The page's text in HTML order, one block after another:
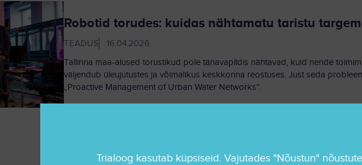
TEADUS 16.04.2026
Robotid torudes: kuidas nähtamatu taristu
Tallinna maa-alused torustikud pole tänavapildis nähtavad, kuid nende
väljendub üleujutustes ja võimalikus keskkonna reostuses. Just seda
„Proactive Management of Urban Water Networks“.
Trialoog kasutab küpsiseid. Vajutades "Nõustun" nõustute